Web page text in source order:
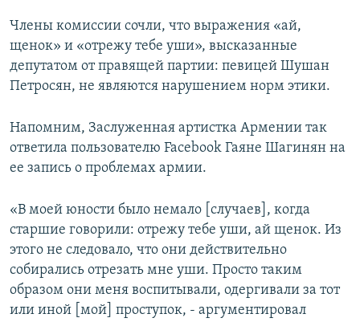
Члены комиссии сочли, что выражения «ай,
щенок» и «отрежу тебе уши», высказанные
депутатом от правящей партии: певицей Шушан
Петросян, не являются нарушением норм этики.
Напомним, Заслуженная артистка Армении так
ответила пользователю Facebook Гаяне Шагинян на
ее запись о проблемах армии.
«В моей юности было немало [случаев], когда
старшие говорили: отрежу тебе уши, ай щенок. Из
этого не следовало, что они действительно
собирались отрезать мне уши. Просто таким
образом они меня воспитывали, одергивали за тот
или иной [мой] проступок, - аргументировал